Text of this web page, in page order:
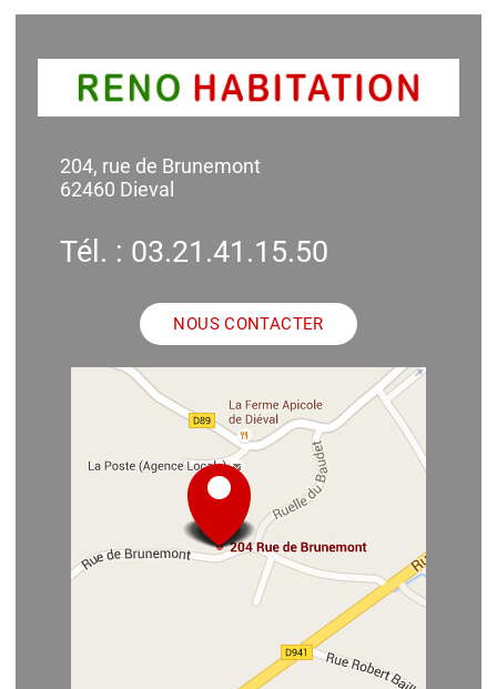
204, rue de Brunemont
62460 Dieval
Tél. : 03.21.41.15.50
NOUS CONTACTER